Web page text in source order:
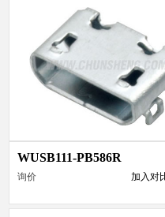
WUSB111-PB586R
询价 加入对